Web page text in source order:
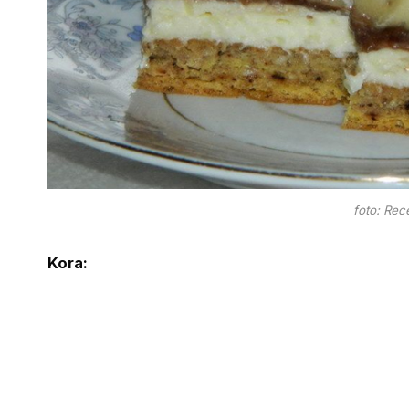
foto:
Kora: